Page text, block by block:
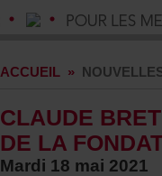
ACCUEIL»
Mardi18mai2021